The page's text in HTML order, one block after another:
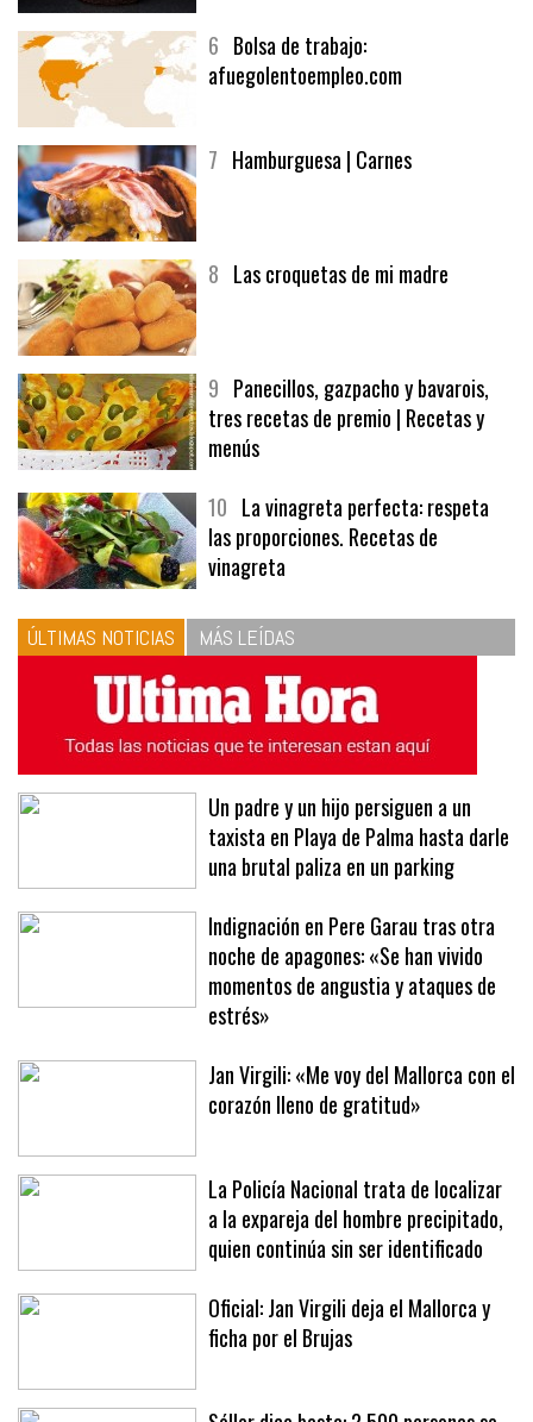
6Bolsa de trabajo:
9Panecillos, gazpacho y bavarois,
tres recetas de premio | Recetas y
menús
10La vinagreta perfecta: respeta
las proporciones. Recetas de
vinagreta
ÚLTIMAS NOTICIAS MÁS LEÍDAS
Un padre y un hijo persiguen a un
taxista en Playa de Palma hasta darle
una brutal paliza en un parking
Indignación en Pere Garau tras otra
noche de apagones: «Se han vivido
momentos de angustia y ataques de
estrés»
Jan Virgili: «Me voy del Mallorca con el
La Policía Nacional trata de localizar
a la expareja del hombre precipitado,
quien continúa sin ser identificado
Oficial: Jan Virgili deja el Mallorca y